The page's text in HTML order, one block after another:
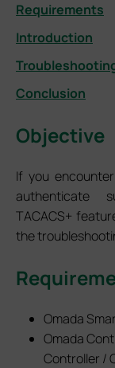
Requirements
Introduction
Conclusion
Objective
If you
authenticate
TACACS+
the
Omada
Omada
Controller /